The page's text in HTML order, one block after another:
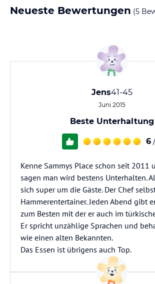
Neueste Bewertungen (5
Jens41-45
Juni 2015
Beste Unterhaltung
6
Kenne Sammys Place schon seit 2011
sagen man wird bestens Unterhalten.
sich super um die Gäste. Der Chef
Hammerentertainer. Jeden Abend gibt
zum Besten mit der er auch im
Er spricht unzählige Sprachen und
wie einen alten Bekannten.
Das Essen ist übrigens auch Top.